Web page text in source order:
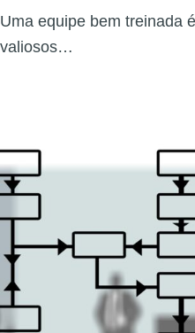
Uma equipe bem treinada
valiosos…